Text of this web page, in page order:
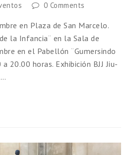
0 Comments
en Plaza de San Marcelo.
la Infancia¨ en la Sala de
en el Pabellón ¨Gumersindo
20.00 horas. Exhibición BJJ Jiu-